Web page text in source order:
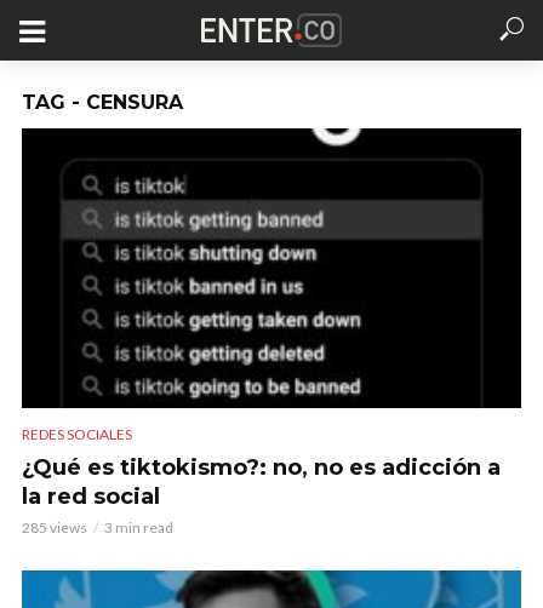
TAG - CENSURA
REDES SOCIALES
¿Qué es tiktokismo?: no, no es adicción a
la red social
285 views 3 min read